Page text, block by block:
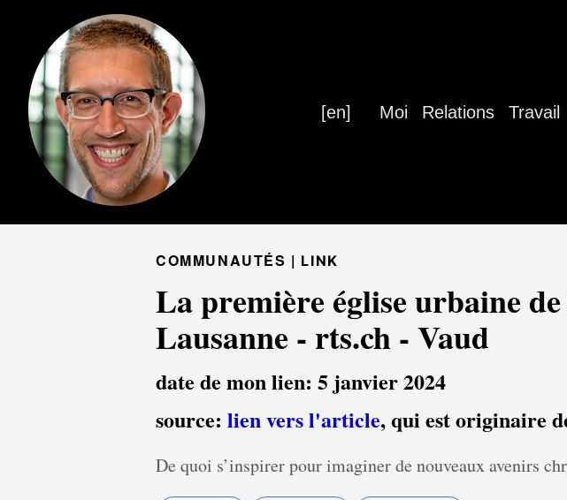
[en] Moi Relations Travail
COMMUNAUTÉS | LINK
La première église urbaine
Lausanne - rts.ch - Vaud
date de mon lien: 5 janvier 2024
source: lien vers l'article, qui est originaire
De quoi s’inspirer pour imaginer de nouveaux avenirs